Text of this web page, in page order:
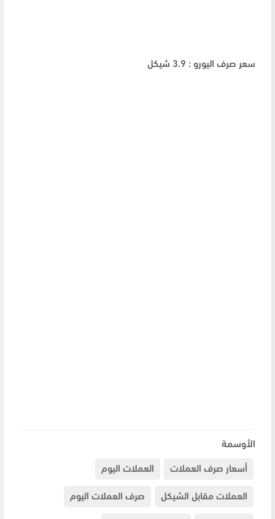
سعر صرف اليورو : 3.9 شيكل
الأوسمة
أسعار صرف العملات
العملات اليوم
العملات مقابل الشيكل
صرف العملات اليوم